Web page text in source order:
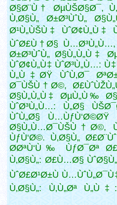
Ø§Ø¨Ù† ØµÙŠØ§Ø¯,
Ù‚Ø§Ù„ Ø±Ø³ÙˆÙ„
Ø¹Ù„ÙŠÙ‡ ÙˆØ¢Ù„Ù‡
ÙˆØ£Ù†Ø§ Ù…Ø³Ù„Ù…,
Ø±Ø³ÙˆÙ„ Ø§Ù„Ù„Ù‡
ÙˆØ¢Ù„Ù‡ ÙˆØ³Ù„Ù…:
Ù„Ù‡ØŸ ÙˆÙ‚Ø¯
Ø¯ÙŠÙ†Ø©,
Ø§Ù„Ù„Ù‡ ØµÙ„Ù‰
ÙˆØ³Ù„Ù…: Ù„Ø§
ÙˆÙ„Ø§ Ù…ÙƒÙ‘Ø©ØŸ
Ø§Ù„Ù…Ø¯ÙŠÙ†Ø©,
ÙƒÙ‘Ø©. Ù‚Ø§Ù„
Ø­ØªÙ‘Ù‰ ÙƒØ¯Øª
Ù‚Ø§Ù„: Ø£Ù…Ø§
ÙˆØ£Ø¹Ø±Ù
Ù‚Ø§Ù„: Ù‚Ù„Øª